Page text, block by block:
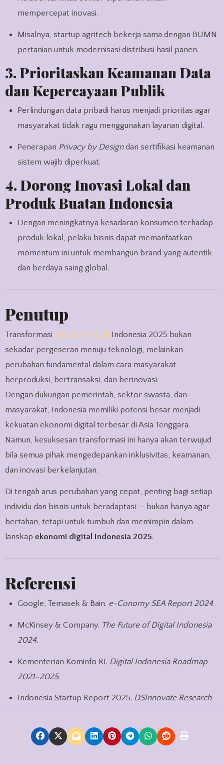
mempercepat inovasi.
Misalnya, startup agritech bekerja sama dengan BUMN
pertanian untuk modernisasi distribusi hasil panen.
3. Prioritaskan Keamanan Data
dan Kepercayaan Publik
Perlindungan data pribadi harus menjadi prioritas agar
masyarakat tidak ragu menggunakan layanan digital.
Penerapan Privacy by Designdan sertifikasi keamanan
sistem wajib diperkuat.
4. Dorong Inovasi Lokal dan
Produk Buatan Indonesia
Dengan meningkatnya kesadaran konsumen terhadap
produk lokal, pelaku bisnis dapat memanfaatkan
momentum ini untuk membangun brand yang autentik
dan berdaya saing global.
Penutup
Transformasi ekonomi digital Indonesia 2025 bukan
sekadar pergeseran menuju teknologi, melainkan
perubahan fundamental dalam cara masyarakat
berproduksi, bertransaksi, dan berinovasi.
Dengan dukungan pemerintah, sektor swasta, dan
masyarakat, Indonesia memiliki potensi besar menjadi
kekuatan ekonomi digital terbesar di Asia Tenggara.
Namun, kesuksesan transformasi ini hanya akan terwujud
bila semua pihak mengedepankan inklusivitas, keamanan,
dan inovasi berkelanjutan.
Di tengah arus perubahan yang cepat, penting bagi setiap
individu dan bisnis untuk beradaptasi — bukan hanya agar
bertahan, tetapi untuk tumbuh dan memimpin dalam
lanskap ekonomi digital Indonesia 2025.
Referensi
Google, Temasek & Bain. e-Conomy SEA Report 2024.
McKinsey & Company. The Future of Digital Indonesia
2024.
Kementerian Kominfo RI. Digital Indonesia Roadmap
2021–2025.
Indonesia Startup Report 2025. DSInnovate Research.